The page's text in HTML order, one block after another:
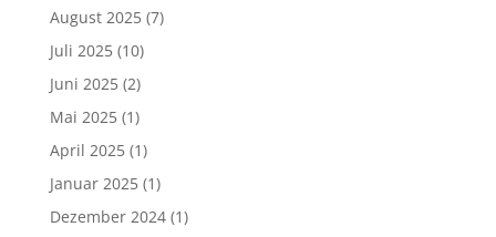
August 2025(7)
Juli 2025(10)
Juni 2025(2)
Mai 2025(1)
April 2025(1)
Januar 2025(1)
Dezember 2024(1)